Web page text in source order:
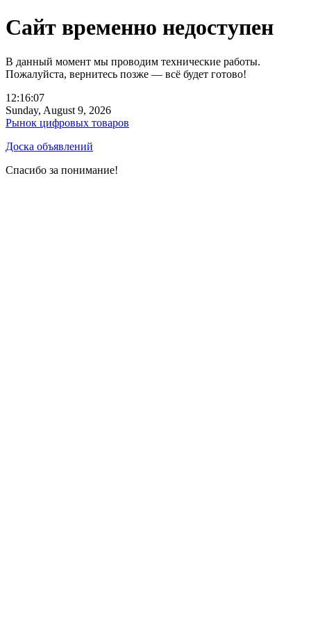
Сайт временно недоступен
В данный момент мы проводим технические работы.
Пожалуйста, вернитесь позже — всё будет готово!
12:16:07
Sunday, August 9, 2026
Рынок цифровых товаров
Доска объявлений
Спасибо за понимание!